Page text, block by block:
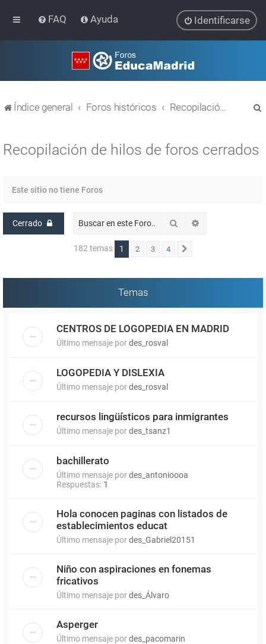
FAQ Ayuda Identificarse
Índice general Foros históricos Recopilación de hilos de foros cerrados
Recopilación de hilos de foros cerrados
Este sitio no tiene Foros
Cerrado Buscar
182 temas 1 2 3 4
Temas
CENTROS DE LOGOPEDIA EN MADRID
Último mensaje pordes_rosval
LOGOPEDIA Y DISLEXIA
Último mensaje pordes_rosval
recursos lingüísticos para inmigrantes
Último mensaje pordes_tsanz1
bachillerato
Último mensaje pordes_antonioooa
Respuestas: 1
Hola conocen paginas con listados de
establecimientos educat
Último mensaje pordes_Gabriel20151
Niño con aspiraciones en fonemas
fricativos
Último mensaje pordes_Álvaro
Asperger
Último mensaje pordes_pacomarin